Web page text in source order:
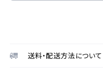
送料・配送方法について